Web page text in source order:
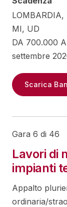
LOMBARDIA,
MI, UD
DA 700.000
settembre
Scarica
Gara 6 di 46
Lavori di
impianti
Appalto
ordinaria/